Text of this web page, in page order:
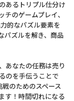
あるトリプル仕分け
のゲームプレイ、
的なパズル要素を
パズルを解き、商品
あなたの任務は売り
のを手伝うことで
のためのスペース
す！時間切れになる